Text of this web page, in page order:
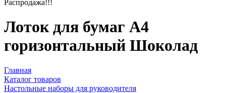
Распродажа!!!
Лоток для бумаг А4
горизонтальный Шоколад
Главная
Каталог товаров
Настольные наборы для руководителя